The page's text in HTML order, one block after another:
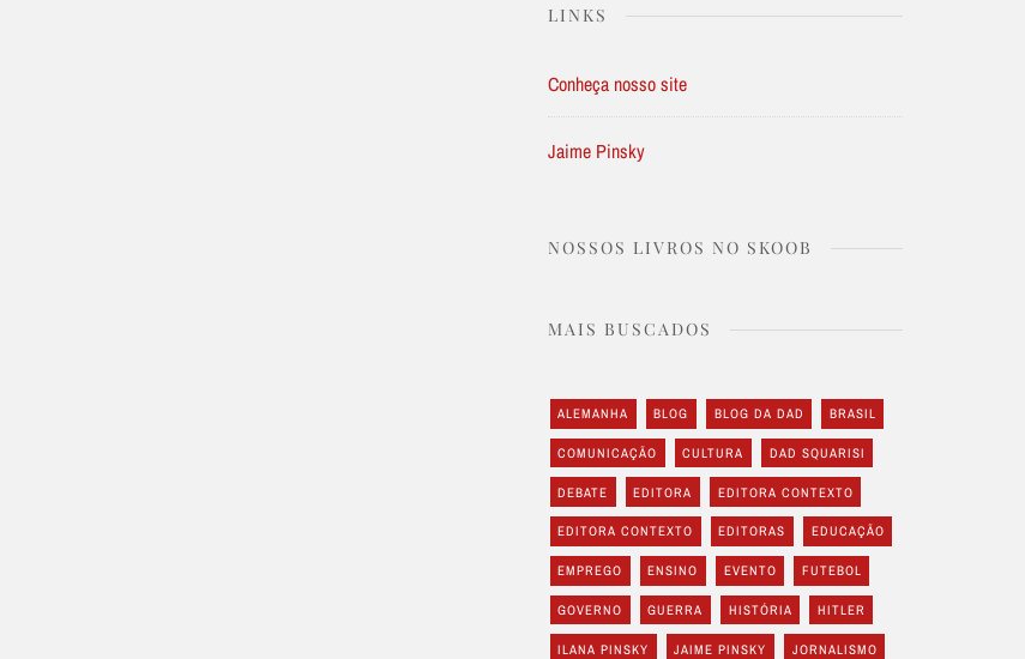
LINKS
Conheça nosso site
Jaime Pinsky
NOSSOS LIVROS NO SKOOB
MAIS BUSCADOS
ALEMANHA BLOG BLOG DA DAD BRASIL
COMUNICAÇÃO CULTURA DAD SQUARISI
DEBATE EDITORA EDITORA CONTEXTO
EDITORA CONTEXTO EDITORAS EDUCAÇÃO
EMPREGO ENSINO EVENTO FUTEBOL
GOVERNO GUERRA HISTÓRIA HITLER
ILANA PINSKY JAIME PINSKY JORNALISMO